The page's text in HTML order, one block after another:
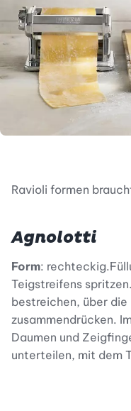
Ravioli formen
Agnolotti
Form:
Teigstreifens
bestreichen, über die
zusammendrücken.
Daumen und
unterteilen, mit dem